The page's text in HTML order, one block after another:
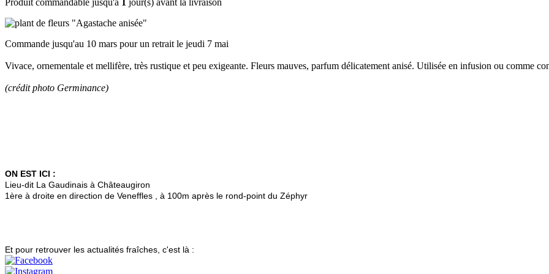
Commande jusqu'au 10 mars pour un retrait le jeudi 7 mai
Vivace, ornementale et mellifère, très rustique et peu exigeante. Fleurs mauves, parfum délicatement anisé. Utilisée en infusion ou comme
(crédit photo Germinance)
ON EST ICI :
Lieu-dit La Gaudinais à Châteaugiron
1ère à droite en direction de Veneffles , à 100m après le rond-point du Zéphyr
Et pour retrouver les actualités fraîches, c'est là :